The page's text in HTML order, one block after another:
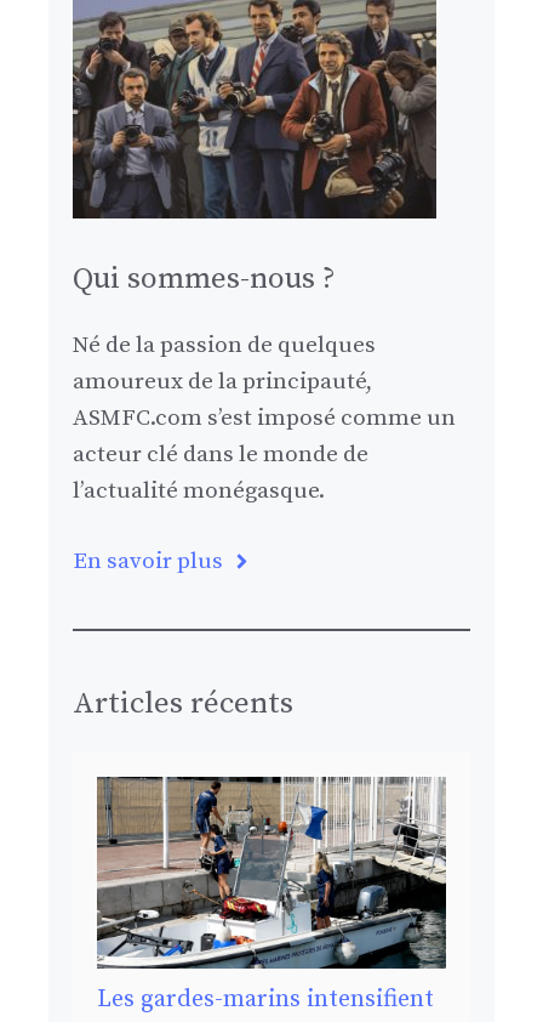
Qui sommes-nous ?
Né de la passion de quelques
amoureux de la principauté,
ASMFC.com s’est imposé comme un
acteur clé dans le monde de
l’actualité monégasque.
En savoir plus
Articles récents
Les gardes-marins intensifient